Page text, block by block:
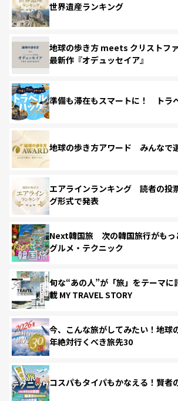
世界遺産ランキング
地球の歩き方 meets クリストフ
最新作『オデュッセイア』
準備も滞在もスマートに！ トラ
地球の歩き方アワード みんなで
エアラインランキング 読者の投
グ形式で発表
Next韓国旅 次の韓国旅行がもっ
グルメ・テクニック
旬な“あの人”が「旅」をテーマに
載 MY TRAVEL STORY
今、こんな旅がしてみたい！地球
年絶対行くべき旅先30
コスパもタイパもかなえる！賢者